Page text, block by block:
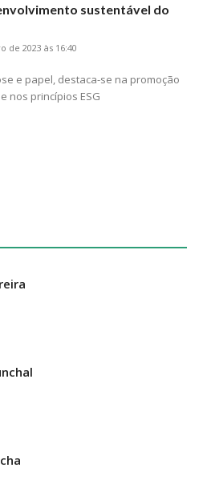
sustentável do
de 2023 às 16:40
e papel, destaca-se na promoção
nos princípios ESG